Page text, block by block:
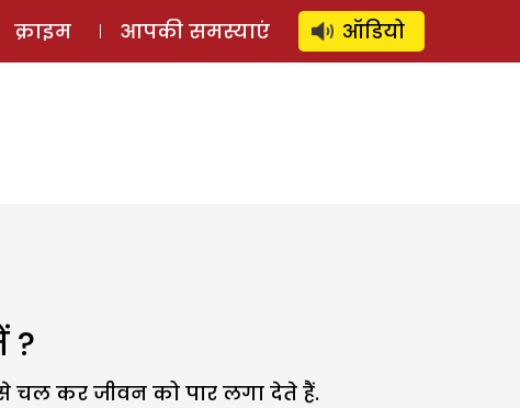
स्टोरी लॉग इन ⚲ SUBSCRIBE
क्राइम आपकी समस्याएं ऑडियो
?
चल कर जीवन को पार लगा देते हैं.